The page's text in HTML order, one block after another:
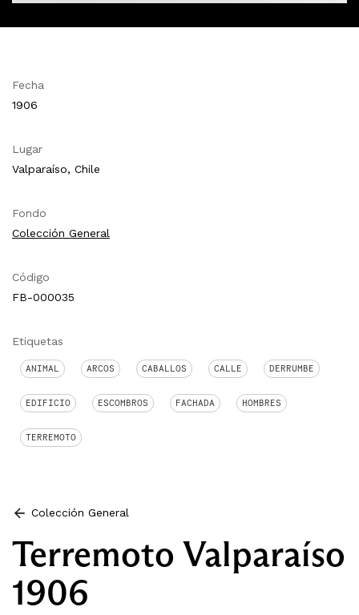
Fecha
1906
Lugar
Valparaíso, Chile
Fondo
Colección General
Código
FB-000035
Etiquetas
ANIMAL ARCOS CABALLOS CALLE DERRUMBE
EDIFICIO ESCOMBROS FACHADA HOMBRES
TERREMOTO
Colección General
Terremoto Valparaíso
1906